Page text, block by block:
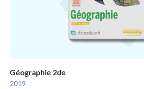
Géographie 2de
2019